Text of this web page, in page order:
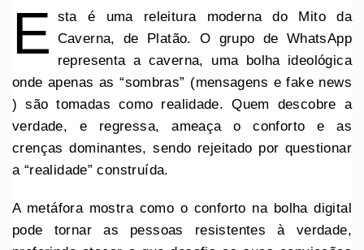
E sta é uma releitura moderna do Mito da
Caverna, de Platão. O grupo de WhatsApp
representa a caverna, uma bolha ideológica
onde apenas as “sombras” (mensagens e fake news
) são tomadas como realidade. Quem descobre a
verdade, e regressa, ameaça o conforto e as
crenças dominantes, sendo rejeitado por questionar
a “realidade” construída.
A metáfora mostra como o conforto na bolha digital
pode tornar as pessoas resistentes à verdade,